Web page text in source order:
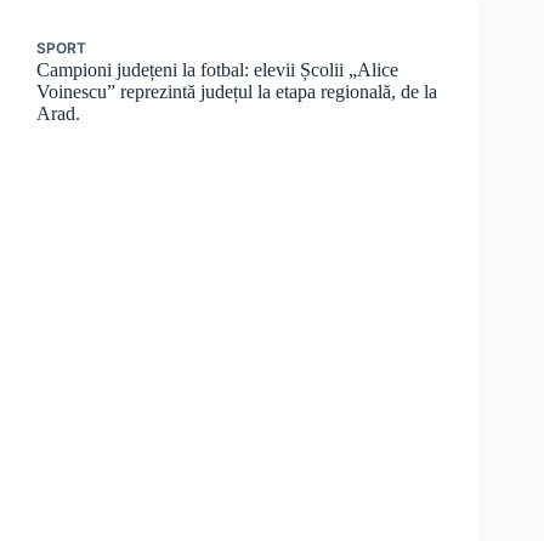
SPORT
Campioni județeni la fotbal: elevii Școlii „Alice
Voinescu” reprezintă județul la etapa regională, de la
Arad.